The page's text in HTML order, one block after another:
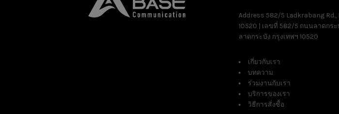
Address 582/5 Ladkrabang
10520 | เลขที่ 582/5 ถนนลาดกร
ลาดกระบัง กรุงเทพฯ 10520
เกี่ยวกับเรา
บทความ
ร่วมงานกับเรา
บริการของเรา
วิธีการสั่งซื้อ